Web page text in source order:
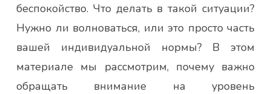
беспокойство. Что делать в такой ситуации?
Нужно ли волноваться, или это просто часть
вашей индивидуальной нормы? В этом
материале мы рассмотрим, почему важно
обращать внимание на уровень